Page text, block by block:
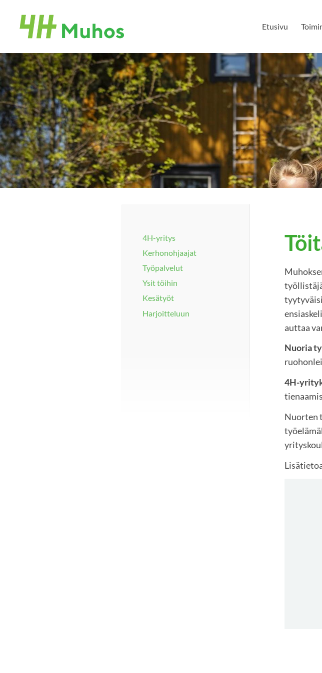
Siirry
sivun
sisältöön
Muhoksen 4H-yhdistys Etusivu
4H-yritys
Kerhonohjaajat
Työpalvelut
Ysit töihin
Kesätyöt
Harjoitteluun
auttaa
Nuoria
4H-
Nuorten